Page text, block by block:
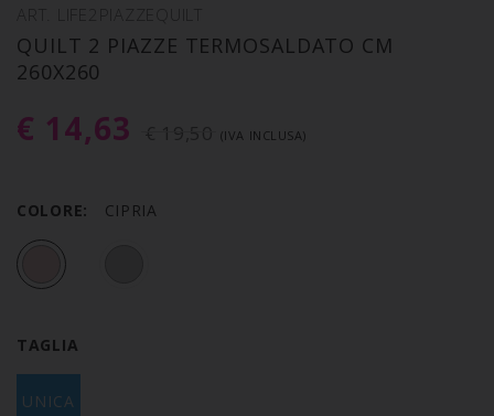
QUILT 2 PIAZZE TERMOSALDATO CM
260X260
€ 14,63 (IVA INCLUSA)
COLORE: CIPRIA
TAGLIA
UNICA